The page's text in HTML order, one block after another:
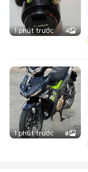
1 phút trước 4
1 phút trước 8